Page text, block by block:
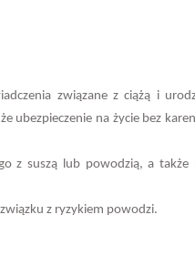
związane z ciążą i
ubezpieczenie na życie bez
z suszą lub powodzią, a także
z ryzykiem powodzi.